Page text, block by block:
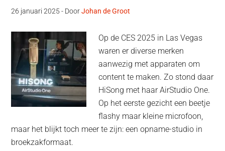
26 januari 2025 - DoorJohan de Groot
Op de CES 2025 in Las Vegas
waren er diverse merken
aanwezig met apparaten om
content te maken. Zo stond daar
HiSong met haar AirStudio One.
Op het eerste gezicht een beetje
flashy maar kleine microfoon,
maar het blijkt toch meer te zijn: een opname-studio in
broekzakformaat.